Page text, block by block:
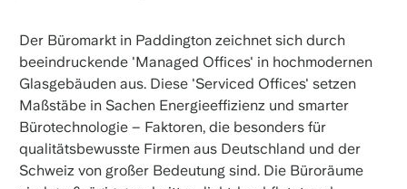
Der Büromarkt in Paddington zeichnet sich durch
beeindruckende 'Managed Offices' in hochmodernen
Glasgebäuden aus. Diese 'Serviced Offices' setzen
Maßstäbe in Sachen Energieeffizienz und smarter
Bürotechnologie – Faktoren, die besonders für
qualitätsbewusste Firmen aus Deutschland und der
Schweiz von großer Bedeutung sind. Die Büroräume